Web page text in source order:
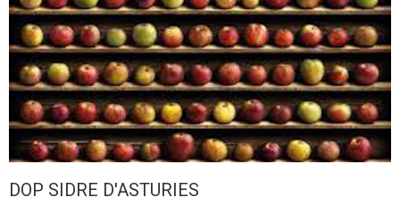
DOP SIDRE D'ASTURIES